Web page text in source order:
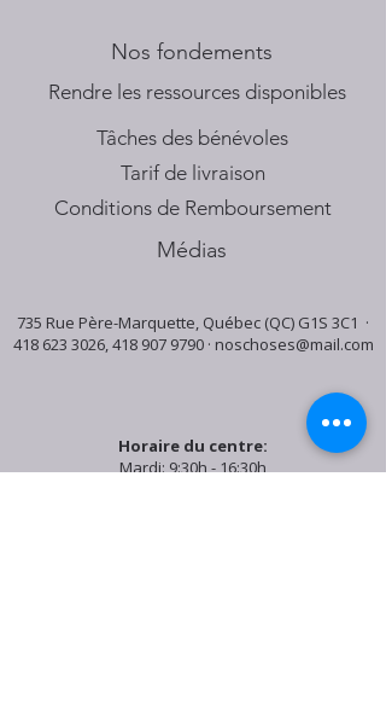
Nos fondements
​Rendre les ressources disponibles
Tâches des bénévoles
Tarif de livraison
Conditions de Remboursement
Médias
735 Rue Père-Marquette, Québec (QC) G1S 3C1 ·
418 623 3026,418 907 9790· noschoses@mail.com
Horaire du centre:
Mardi: 9:30h - 16:30h